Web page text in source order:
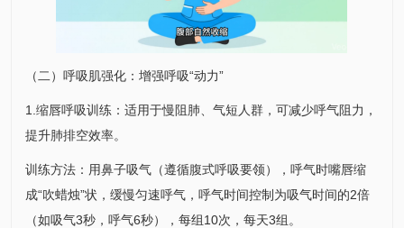
（二）呼吸肌强化：增强呼吸“动力”
1.缩唇呼吸训练：适用于慢阻肺、气短人群，可减少呼气阻力，
提升肺排空效率。
训练方法：用鼻子吸气（遵循腹式呼吸要领），呼气时嘴唇缩
成“吹蜡烛”状，缓慢匀速呼气，呼气时间控制为吸气时间的2倍
（如吸气3秒，呼气6秒），每组10次，每天3组。